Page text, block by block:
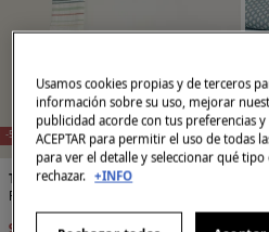
-50% E
X
C
L
U
SI
V
O
O
N
LI
N
E
Textura
-
Usamos cookies propias y de terceros
información sobre su uso, mejorar
publicidad acorde con tus preferencias
ACEPTAR para permitir el uso de todas
para ver el detalle y seleccionar qué tipo
rechazar. +INFO